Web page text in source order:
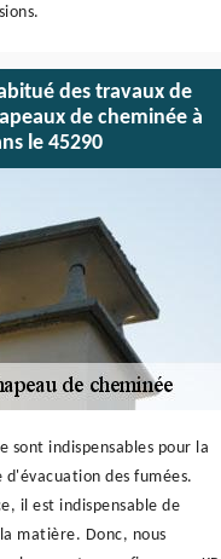
des travaux de
de cheminée à
le 45290
sont indispensables pour la
des fumées.
il est indispensable de
matière. Donc, nous